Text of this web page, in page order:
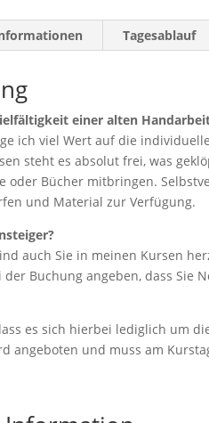
Tagesablauf
einer alten
ich viel Wert auf die
steht es absolut frei, was
oder Bücher mitbringen.
und Material zur Verfügung.
auch Sie in meinen Kursen
Buchung angeben, dass Sie
es sich hierbei lediglich um
angeboten und muss am